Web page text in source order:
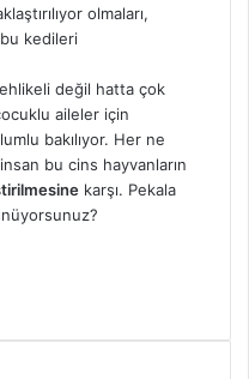
olmaları,
kedileri
değil hatta çok
aileler için
bakılıyor. Her ne
bu cins hayvanların
karşı. Pekala